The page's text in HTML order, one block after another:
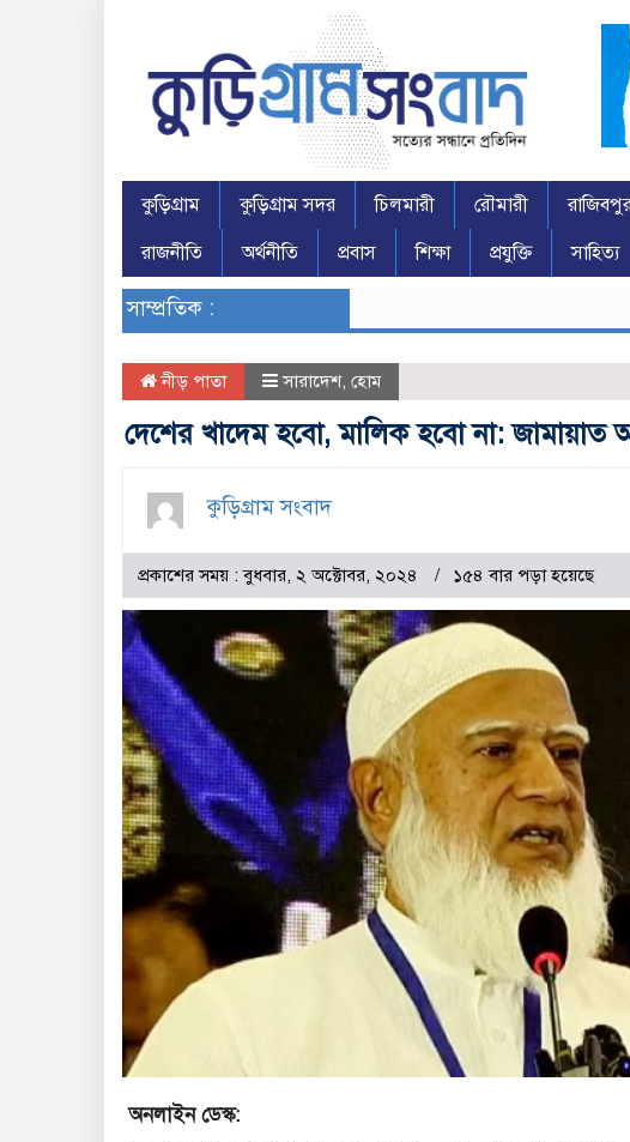
কুড়িগ্রাম কুড়িগ্রাম সদর চিলমারী রৌমারী
রাজনীতি
অর্থনীতি প্রবাস শিক্ষা প্রযুক্তি সাহিত্য
সাম্প্রতিক :
নীড় পাতা সারাদেশ, হোম
দেশের খাদেম হবো, মালিক হবো না: জামায়াত
কুড়িগ্রাম সংবাদ
প্রকাশের সময় : বুধবার, ২ অক্টোবর, ২০২৪ ১৫৪ বার পড়া হয়েছে
অনলাইন ডেস্ক: